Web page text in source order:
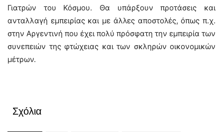
Γιατρών του Κόσμου. Θα υπάρξουν προτάσεις και
ανταλλαγή εμπειρίας και με άλλες αποστολές, όπως π.χ.
στην Αργεντινή που έχει πολύ πρόσφατη την εμπειρία των
συνεπειών της φτώχειας και των σκληρών οικονομικών
μέτρων.
Σχόλια